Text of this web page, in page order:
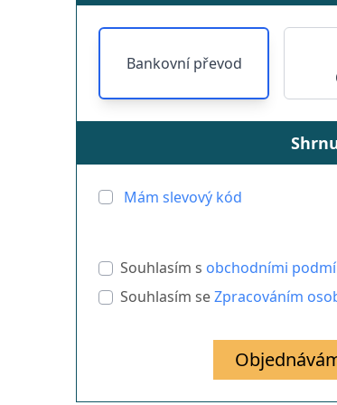
Bankovní převod
Mám slevový kód
Souhlasím s obchodními
Souhlasím seZpracováním